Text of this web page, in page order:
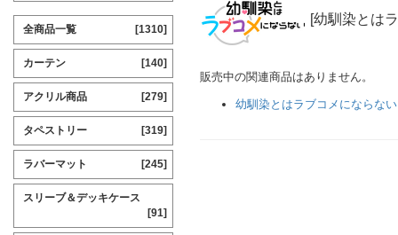
[幼馴染とは
販売中の関連商品はありません。
幼馴染とはラブコメにならない
全商品一覧 [1310]
カーテン [140]
アクリル商品 [279]
タペストリー [319]
ラバーマット [245]
スリーブ＆デッキケース
[91]